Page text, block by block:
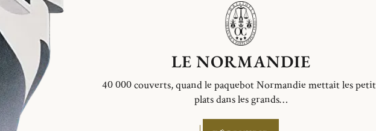
LE NORMANDIE
40 000 couverts, quand le paquebot Normandie mettait les
plats dans les grands…